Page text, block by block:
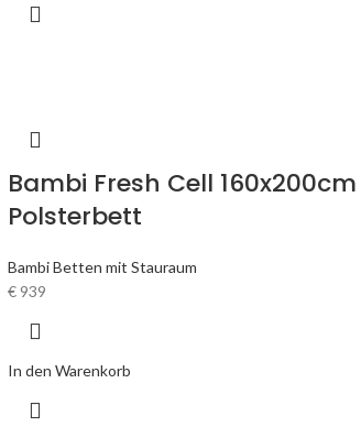
Bambi Fresh Cell 160x200cm
Polsterbett
Bambi Betten mit Stauraum
€ 939
In den Warenkorb